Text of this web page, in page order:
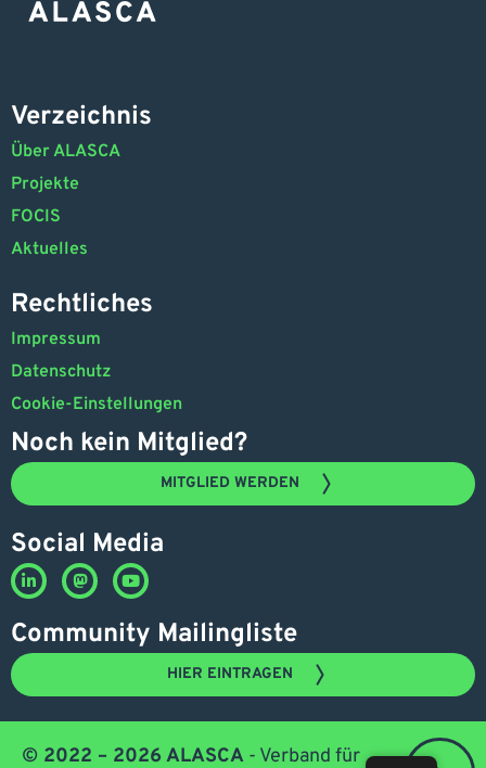
Verzeichnis
Über ALASCA
Projekte
FOCIS
Aktuelles
Rechtliches
Impressum
Datenschutz
Cookie-Einstellungen
Noch kein Mitglied?
MITGLIED WERDEN
Social Media
Community Mailingliste
HIER EINTRAGEN
© 2022 – 2026 ALASCA - Verband für